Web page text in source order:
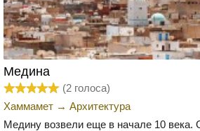
Медина
(2 голоса)
Хаммамет → Архитектура
Медину возвели еще в начале 10 века.